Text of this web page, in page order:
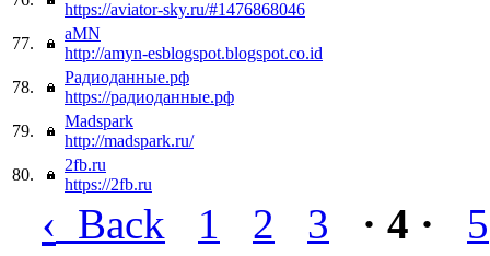
https://aviator-sky.ru/#1476868046
77.
aMN
http://amyn-esblogspot.blogspot.co.id
78.
Радиоданные.рф
https://радиоданные.рф
79.
Madspark
http://madspark.ru/
80.
2fb.ru
https://2fb.ru
‹ Back 1 2 3 · 4 · 5